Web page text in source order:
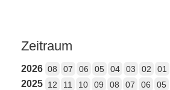
Zeitraum
2026 08 07 06 05 04 03 02 01
2025 12 11 10 09 08 07 06 05